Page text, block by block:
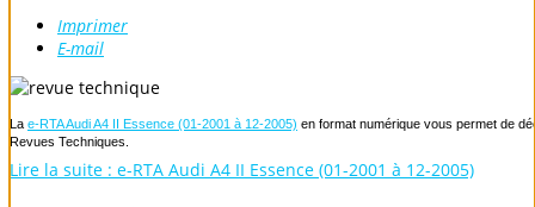
Imprimer
E-mail
La e-RTA Audi A4 II Essence (01-2001 à 12-2005) en format numérique vous permet de
Revues Techniques.
Lire la suite : e-RTA Audi A4 II Essence (01-2001 à 12-2005)